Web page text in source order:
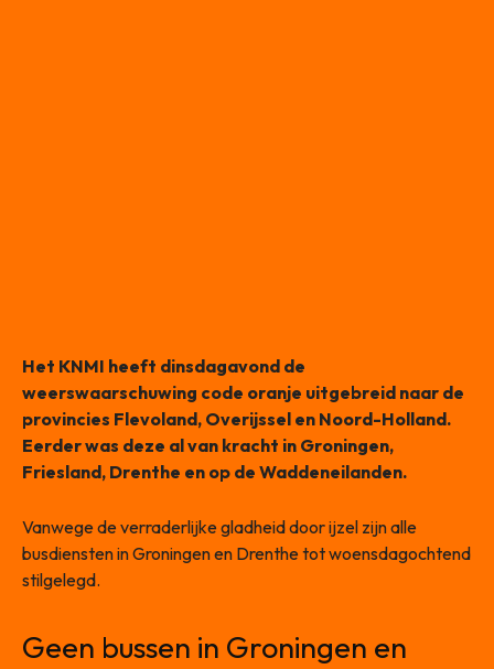
Het KNMI heeft dinsdagavond de
weerswaarschuwing code oranje uitgebreid naar de
provincies Flevoland, Overijssel en Noord-Holland.
Eerder was deze al van kracht in Groningen,
Friesland, Drenthe en op de Waddeneilanden.
Vanwege de verraderlijke gladheid door ijzel zijn alle
busdiensten in Groningen en Drenthe tot woensdagochtend
stilgelegd.
Geen bussen in Groningen en